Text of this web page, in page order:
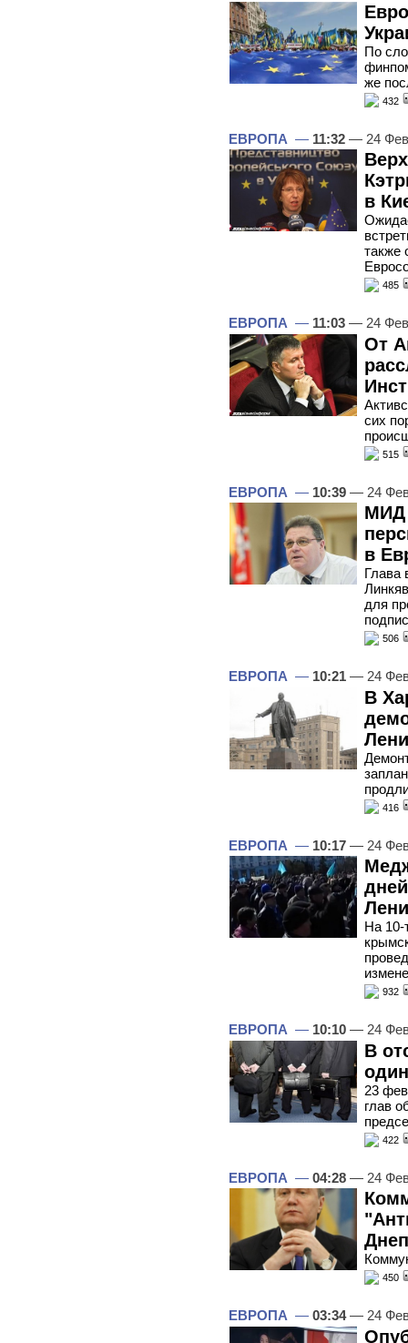
По
же
432
ЕВРОПА — 11:32 — 24
в
также
485
ЕВРОПА — 11:03 — 24
От
сих
515
ЕВРОПА — 10:39 — 24
МИД
в
Глава
для
506
ЕВРОПА — 10:21 — 24
В
416
ЕВРОПА — 10:17 — 24
На 10-
932
ЕВРОПА — 10:10 — 24
В
23
глав
422
ЕВРОПА — 04:28 — 24
450
ЕВРОПА — 03:34— 24